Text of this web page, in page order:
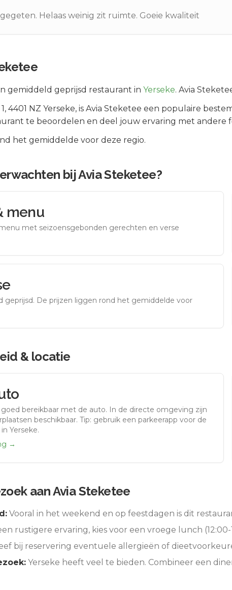
Helaas weinig zit ruimte. Goeie kwaliteit
gemiddeld geprijsd restaurant in Yerseke. Avia
, 4401 NZ Yerseke, is Avia Steketee een populaire
te beoordelen en deel jouw ervaring met andere
het gemiddelde voor deze regio.
bijAvia Steketee?
menu
met seizoensgebonden gerechten en verse
geprijsd. De prijzen liggen rond het gemiddelde voor
& locatie
goed bereikbaar met de auto. In de directe omgeving zijn
beschikbaar. Tip: gebruik een parkeerapp voor de
Yerseke.
→
aanAvia Steketee
Vooral in het weekend en op feestdagen is dit
rustigere ervaring, kies voor een vroege lunch (12:00-
bij reservering eventuele allergieën of
Yerseke heeft veel te bieden. Combineer een